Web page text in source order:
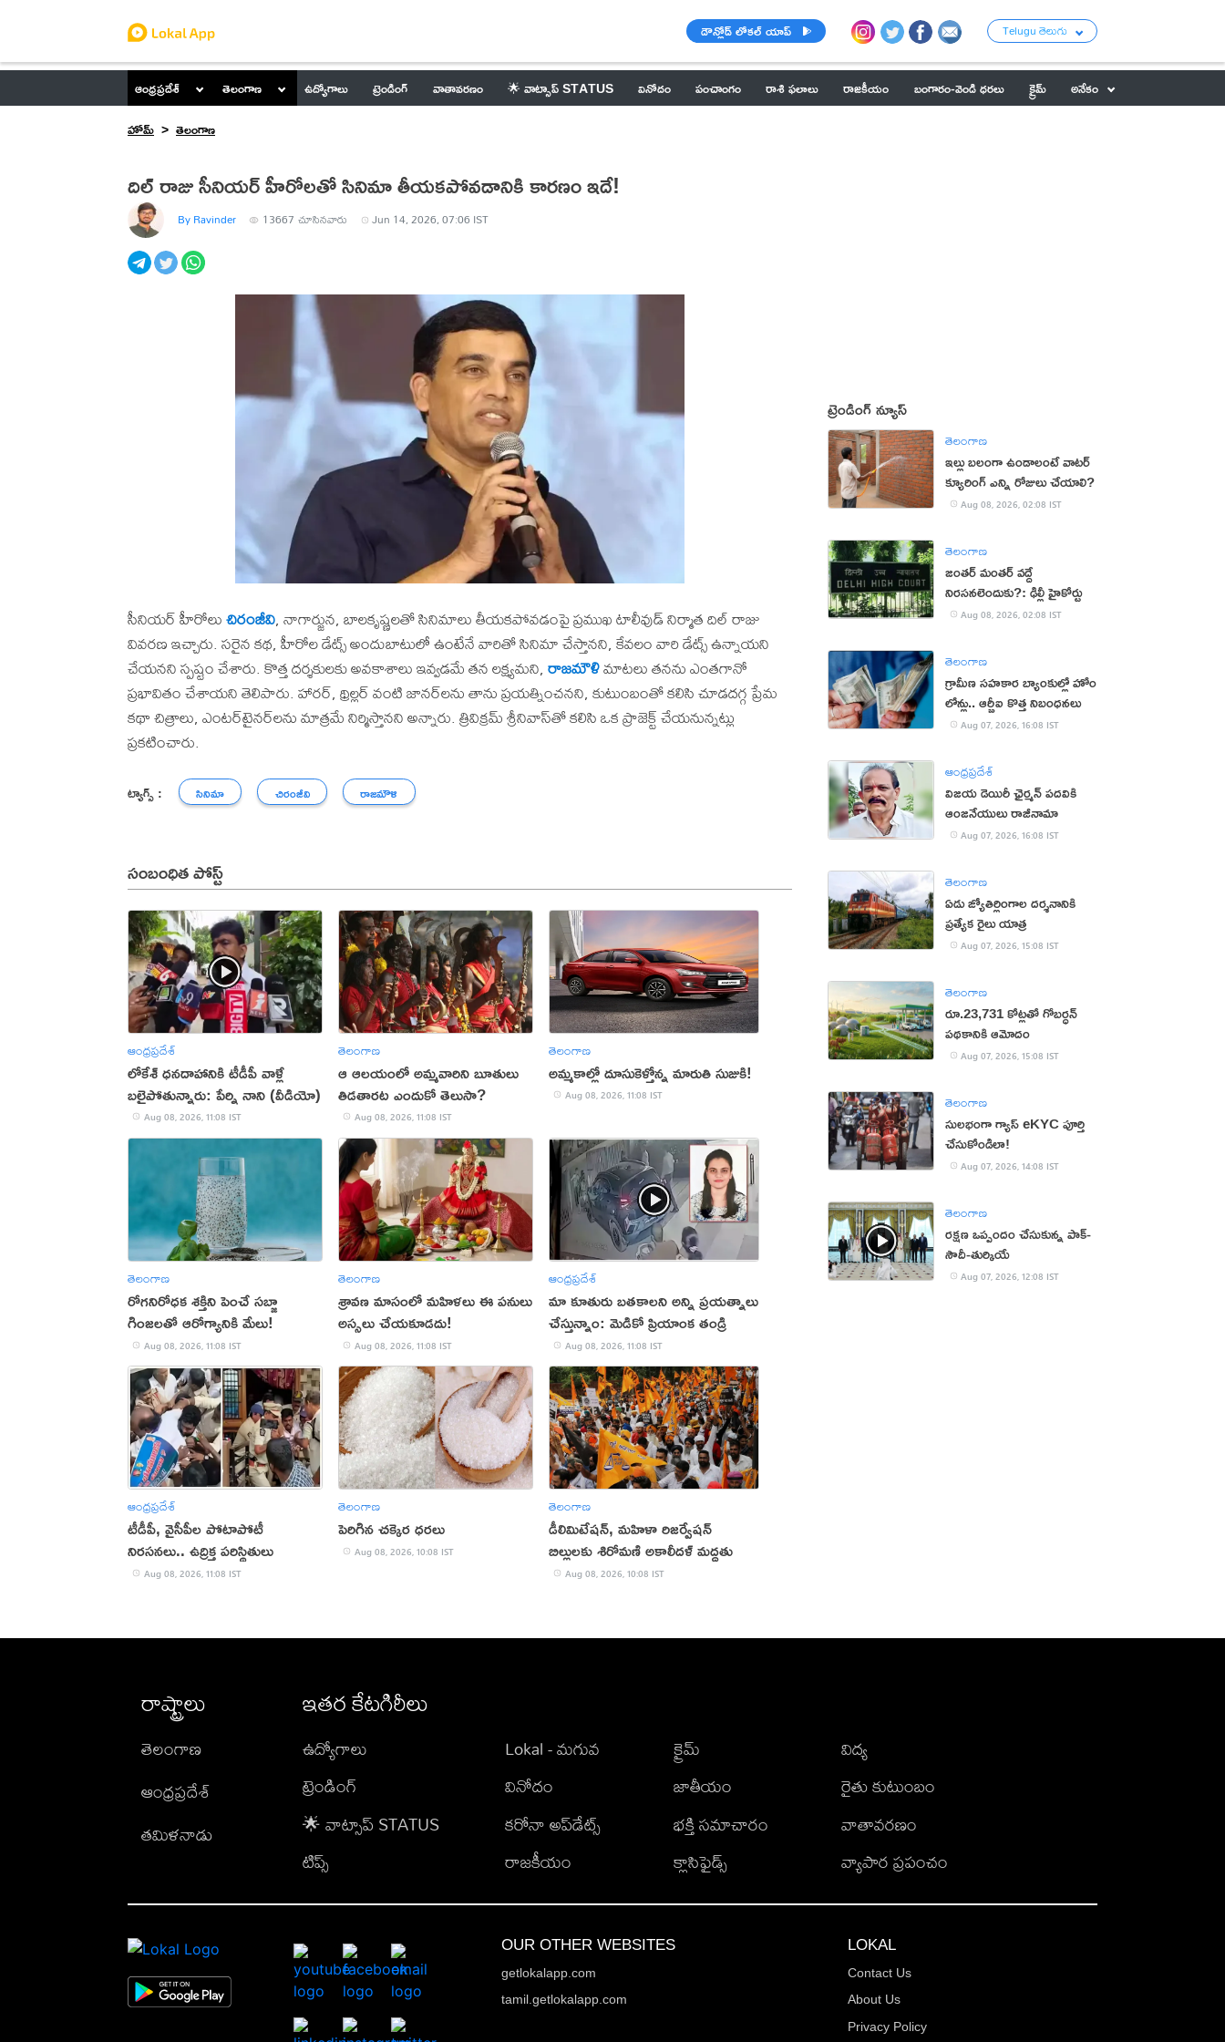
డౌన్లోడ్ లోకల్ యాప్ Telugu తెలుగు
ఆంధ్రప్రదేశ్ తెలంగాణ ఉద్యోగాలు ట్రెండింగ్ వాతావరణం 🌟 వాట్సాప్ STATUS వినోదం పంచాంగం రాశి ఫలాలు రాజకీయం బంగారం-వెండి ధరలు క్రైమ్
అనేకం
హోమ్
తెలంగాణ
దిల్ రాజు సీనియర్ హీరోలతో సినిమా తీయకపోవడానికి కారణం ఇదే!
By Ravinder 13667 చూసినవారు Jun 14, 2026, 07:06 IST
సీనియర్ హీరోలుచిరంజీవి, నాగార్జున, బాలకృష్ణలతో సినిమాలు తీయకపోవడంపై ప్రముఖ టాలీవుడ్ నిర్మాత దిల్ రాజు
వివరణ ఇచ్చారు. సరైన కథ, హీరోల డేట్స్ అందుబాటులో ఉంటేనే వారితో సినిమా చేస్తానని, కేవలం వారి డేట్స్ ఉన్నాయని
చేయనని స్పష్టం చేశారు. కొత్త దర్శకులకు అవకాశాలు ఇవ్వడమే తన లక్ష్యమని,రాజమౌళిమాటలు తనను ఎంతగానో
ప్రభావితం చేశాయని తెలిపారు. హారర్, థ్రిల్లర్ వంటి జానర్‌లను తాను ప్రయత్నించనని, కుటుంబంతో కలిసి చూడదగ్గ ప్రేమ
కథా చిత్రాలు, ఎంటర్‌టైనర్‌లను మాత్రమే నిర్మిస్తానని అన్నారు. త్రివిక్రమ్ శ్రీనివాస్‌తో కలిసి ఒక ప్రాజెక్ట్ చేయనున్నట్లు
ప్రకటించారు.
ట్యాగ్స్ : సినిమా చిరంజీవి రాజమౌళి
సంబంధిత పోస్ట్
ఆంధ్రప్రదేశ్
లోకేశ్ ధనదాహానికి టీడీపీ వాళ్లే
బలైపోతున్నారు: పేర్ని నాని (వీడియో)
Aug 08, 2026, 11:08 IST
తెలంగాణ
ఆ ఆలయంలో అమ్మవారిని బూతులు
తిడతారట ఎందుకో తెలుసా?
Aug 08, 2026, 11:08 IST
తెలంగాణ
అమ్మకాల్లో దూసుకెళ్తోన్న మారుతి సుజుకి!
Aug 08, 2026, 11:08 IST
తెలంగాణ
రోగనిరోధక శక్తిని పెంచే సబ్జా
గింజలతో ఆరోగ్యానికి మేలు!
Aug 08, 2026, 11:08 IST
తెలంగాణ
శ్రావణ మాసంలో మహిళలు ఈ పనులు
అస్సలు చేయకూడదు!
Aug 08, 2026, 11:08 IST
ఆంధ్రప్రదేశ్
మా కూతురు బతకాలని అన్ని ప్రయత్నాలు
చేస్తున్నాం: మెడికో ప్రియాంక తండ్రి
Aug 08, 2026, 11:08 IST
ఆంధ్రప్రదేశ్
టీడీపీ, వైసీపీల పోటాపోటీ
నిరసనలు.. ఉద్రిక్త పరిస్థితులు
Aug 08, 2026, 11:08 IST
తెలంగాణ
పెరిగిన చక్కెర ధరలు
Aug 08, 2026, 10:08 IST
తెలంగాణ
డీలిమిటేషన్, మహిళా రిజర్వేషన్
బిల్లులకు శిరోమణి అకాలీదళ్ మద్దతు
Aug 08, 2026, 10:08 IST
ట్రెండింగ్ న్యూస్
తెలంగాణ
ఇల్లు బలంగా ఉండాలంటే వాటర్
క్యూరింగ్ ఎన్ని రోజులు చేయాలి?
Aug 08, 2026, 02:08 IST
తెలంగాణ
జంతర్ మంతర్ వద్దే
నిరసనలెందుకు?: ఢిల్లీ హైకోర్టు
Aug 08, 2026, 02:08 IST
తెలంగాణ
గ్రామీణ సహకార బ్యాంకుల్లో హోం
లోన్లు.. ఆర్బీఐ కొత్త నిబంధనలు
Aug 07, 2026, 16:08 IST
ఆంధ్రప్రదేశ్
విజయ డెయిరీ ఛైర్మన్ పదవికి
ఆంజనేయులు రాజీనామా
Aug 07, 2026, 16:08 IST
తెలంగాణ
ఏడు జ్యోతిర్లింగాల దర్శనానికి
ప్రత్యేక రైలు యాత్ర
Aug 07, 2026, 15:08 IST
తెలంగాణ
రూ.23,731 కోట్లతో గోబర్ధన్
పథకానికి ఆమోదం
Aug 07, 2026, 15:08 IST
తెలంగాణ
సులభంగా గ్యాస్ eKYC పూర్తి
చేసుకోండిలా!
Aug 07, 2026, 14:08 IST
తెలంగాణ
రక్షణ ఒప్పందం చేసుకున్న పాక్‌-
సౌదీ-తుర్కియే
Aug 07, 2026, 12:08 IST
రాష్ట్రాలు
తెలంగాణ
ఆంధ్రప్రదేశ్
తమిళనాడు
ఇతర కేటగిరీలు
ఉద్యోగాలు
ట్రెండింగ్
🌟 వాట్సాప్ STATUS
టిప్స్
Lokal - మగువ
వినోదం
కరోనా అప్‌డేట్స్
రాజకీయం
క్రైమ్
జాతీయం
భక్తి సమాచారం
క్లాసిఫైడ్స్
విద్య
రైతు కుటుంబం
వాతావరణం
వ్యాపార ప్రపంచం
OUR OTHER WEBSITES
getlokalapp.com
tamil.getlokalapp.com
LOKAL
Contact Us
About Us
Privacy Policy